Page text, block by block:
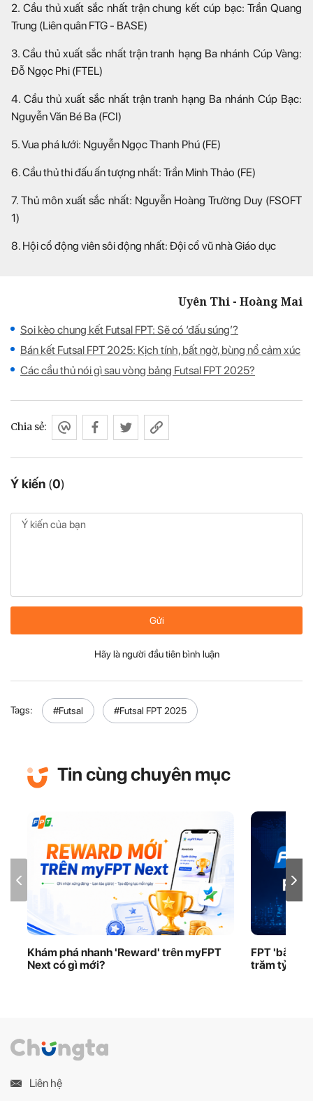
2. Cầu thủ xuất sắc nhất trận chung kết cúp bạc: Trần Quang
Trung (Liên quân FTG - BASE)
3. Cầu thủ xuất sắc nhất trận tranh hạng Ba nhánh Cúp Vàng:
Đỗ Ngọc Phi (FTEL)
4. Cầu thủ xuất sắc nhất trận tranh hạng Ba nhánh Cúp Bạc:
Nguyễn Văn Bé Ba (FCI)
5. Vua phá lưới: Nguyễn Ngọc Thanh Phú (FE)
6. Cầu thủ thi đấu ấn tượng nhất: Trần Minh Thảo (FE)
7. Thủ môn xuất sắc nhất: Nguyễn Hoàng Trường Duy (FSOFT
1)
8. Hội cổ động viên sôi động nhất: Đội cổ vũ nhà Giáo dục
Uyên Thi - Hoàng Mai
Soi kèo chung kết Futsal FPT: Sẽ có ‘đấu súng’?
Bán kết Futsal FPT 2025: Kịch tính, bất ngờ, bùng nổ cảm xúc
Các cầu thủ nói gì sau vòng bảng Futsal FPT 2025?
Ý kiến (0)
Chia sẻ:
Gửi
Hãy là người đầu tiên bình luận
Tags: #Futsal #Futsal FPT 2025
Tin cùng chuyên mục
Khám phá nhanh 'Reward' trên myFPT
Next có gì mới?
FPT 'bắt
trăm tỷ USD
Liên hệ